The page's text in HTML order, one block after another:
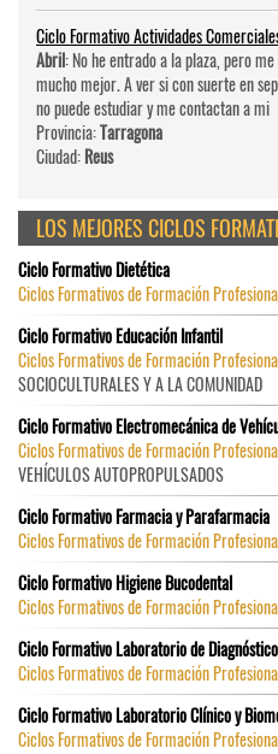
Ciclo Formativo Actividades
Abril: No he entrado a la plaza, pero
mucho mejor. A ver si con suerte en
no puede estudiar y me contactan a mi
Provincia:Tarragona
Ciudad:Reus
LOS MEJORES CICLOS
Ciclo Formativo Dietética
Ciclos Formativos de Formación
Ciclo Formativo Educación Infantil
Ciclos Formativos de Formación
SOCIOCULTURALES Y A LA COMUNIDAD
Ciclo Formativo Electromecánica de
Ciclos Formativos de Formación
VEHÍCULOS AUTOPROPULSADOS
Ciclo Formativo Farmacia y Parafarmacia
Ciclos Formativos de Formación
Ciclo Formativo Higiene Bucodental
Ciclos Formativos de Formación
Ciclo Formativo Laboratorio de
Ciclos Formativos de Formación
Ciclo Formativo Laboratorio Clínico y
Ciclos Formativos de Formación